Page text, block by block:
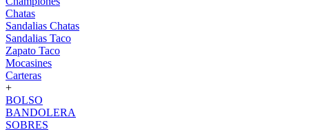
Chatas
Sandalias Chatas
Sandalias Taco
Zapato Taco
Mocasines
Carteras
+
BOLSO
BANDOLERA
SOBRES